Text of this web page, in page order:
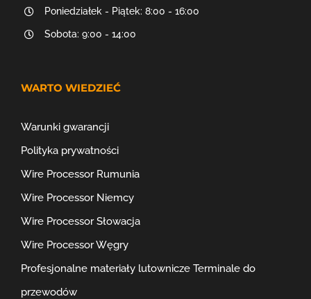
Poniedziałek - Piątek: 8:00 - 16:00
Sobota: 9:00 - 14:00
WARTO WIEDZIEĆ
Warunki gwarancji
Polityka prywatności
Wire Processor Rumunia
Wire Processor Niemcy
Wire Processor Słowacja
Wire Processor Węgry
Profesjonalne materiały lutownicze Terminale do
przewodów